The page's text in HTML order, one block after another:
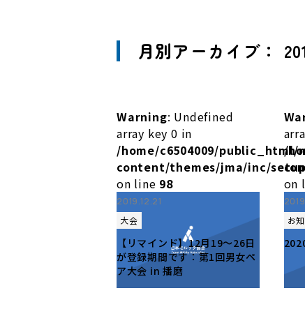
月別アーカイブ：
Warning: Undefined
array key 0 in
/home/c6504009/
content/themes/jma/inc/
on line 98
2019.12.21
大会
【リマインド】12月19〜26日
が登録期間です：第1回男女ペ
ア大会 in 播磨
/
on
お